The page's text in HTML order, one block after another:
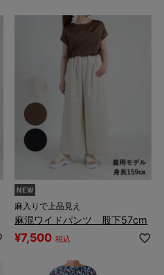
麻入りで上品見え
麻混ワイドパンツ 股下57cm
¥7,500 税込